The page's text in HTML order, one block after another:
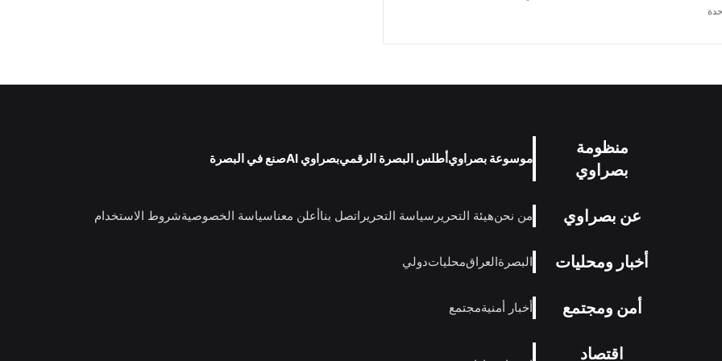
منظومة
بصراوي
موسوعة بصراويأطلس البصرة الرقميبصراوي AI صنع في البصرة
عن بصراوي من نحنهيئة التحرير سياسة التحرير اتصل بناأعلن معناسياسة الخصوصيةشروط الاستخدام
أخبار ومحليات البصرةالعراقمحلياتدولي
أمن ومجتمع أخبار أمنيةمجتمع
اقتصاد